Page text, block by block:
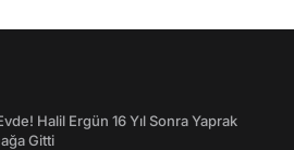
Halil Ergün 16 Yıl Sonra Yaprak
Gitti